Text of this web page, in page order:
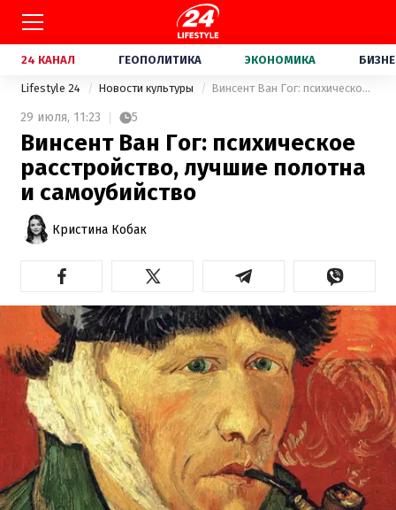
24 КАНАЛ ГЕОПОЛИТИКА ЭКОНОМИКА
Lifestyle 24 Новости культуры Винсент Ван Гог: психическое расстройство, лучшие полотна и самоубийство
29 июля, 11:23 5
Винсент Ван Гог: психическое
расстройство, лучшие полотна
и самоубийство
Кристина Кобак